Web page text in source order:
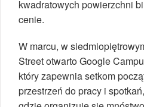
kwadratowych powierzchni
cenie.
W marcu, w
Street otwarto Google
który zapewnia setkom
przestrzeń do pracy i